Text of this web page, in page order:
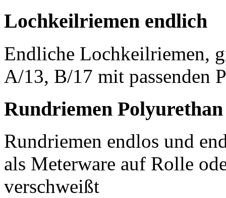
Lochkeilriemen endlich
Endliche Lochkeilriemen,
A/13, B/17 mit passenden
Rundriemen Polyurethan
Rundriemen endlos und
als Meterware auf Rolle
verschweißt